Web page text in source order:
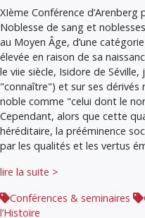
XIème Conférence d’Arenberg
Noblesse de sang et
au Moyen Âge, d’une
élevée en raison de sa
le viie siècle, Isidore de
"connaître") et sur ses
noble comme "celui dont le
Cependant, alors que cette
héréditaire, la prééminence
par les qualités et les vertus
lire la suite >
Conférences & seminaires
l’Histoire